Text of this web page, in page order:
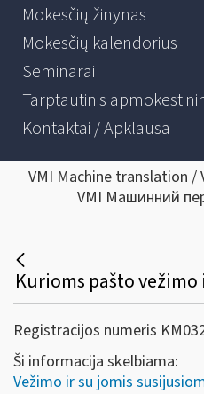
Mokesčių žinynas
Mokesčių kalendorius
Seminarai
Tarptautinis
Kontaktai / Apklausa
VMI Machine translation
VMI Машинний
Registracijos numeris
Ši informacija skelbiama:
Vežimo ir su jomis